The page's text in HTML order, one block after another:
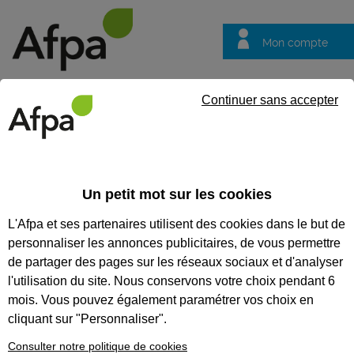
Mon compte
questions
Sources et
méthodes de calcul
l’espace « Indicateurs et résultats » sont
Un petit mot sur les cookies
L'Afpa et ses partenaires utilisent des cookies dans le but de
personnaliser les annonces publicitaires, de vous permettre
de partager des pages sur les réseaux sociaux et d'analyser
l'utilisation du site. Nous conservons votre choix pendant 6
mois. Vous pouvez également paramétrer vos choix en
cliquant sur "Personnaliser".
Consulter notre politique de cookies
Continuer sans accepter